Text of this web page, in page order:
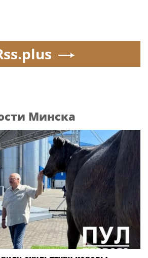
Минска